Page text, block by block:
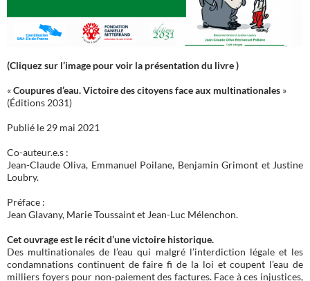
(Cliquez sur l’image pour voir la présentation du livre )
«Coupures d’eau. Victoire des citoyens face aux multinationales »
(Éditions 2031)
Publié le 29 mai 2021
Co-auteur.e.s :
Jean-Claude Oliva, Emmanuel Poilane, Benjamin Grimont et Justine
Loubry.
Préface :
Jean Glavany, Marie Toussaint et Jean-Luc Mélenchon.
Cet ouvrage est le récit d’une victoire historique.
Des multinationales de l’eau qui malgré l’interdiction légale et les
condamnations continuent de faire fi de la loi et coupent l’eau de
milliers foyers pour non-paiement des factures. Face à ces injustices,